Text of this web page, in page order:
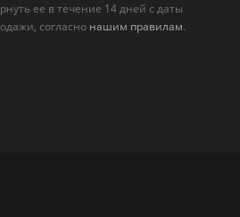
ее в течение 14 дней с даты
согласно нашим правилам.